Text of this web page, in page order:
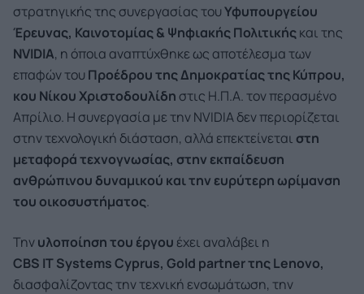
στρατηγικής της συνεργασίας τουΥφυπουργείου
Έρευνας, Καινοτομίας & Ψηφιακής Πολιτικήςκαι της
NVIDIA, η όποια αναπτύχθηκε ως αποτέλεσμα των
επαφών του Προέδρου της Δημοκρατίας της Κύπρου,
κου Νίκου Χριστοδουλίδη στις Η.Π.Α. τον περασμένο
Απρίλιο. Η συνεργασία με την NVIDIA δεν περιορίζεται
στην τεχνολογική διάσταση, αλλά επεκτείνεται στη
μεταφορά τεχνογνωσίας, στην εκπαίδευση
ανθρώπινου δυναμικού και την ευρύτερη ωρίμανση
του οικοσυστήματος.
Τηνυλοποίηση του έργου έχει αναλάβει η
CBS IT Systems Cyprus, Gold partner της Lenovo,
διασφαλίζοντας την τεχνική ενσωμάτωση, την